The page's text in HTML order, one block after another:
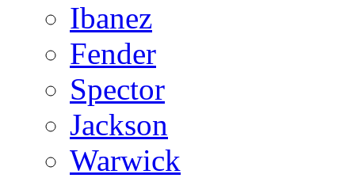
Ibanez
Fender
Spector
Jackson
Warwick